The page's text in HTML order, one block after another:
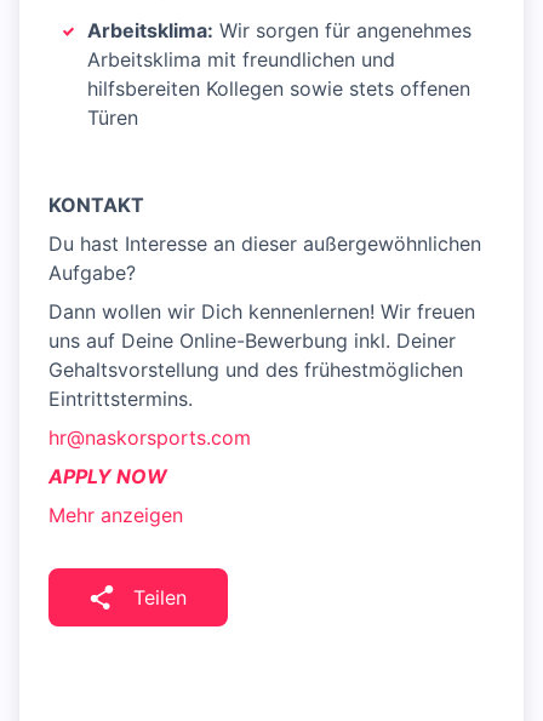
Arbeitsklima: Wir sorgen für angenehmes
Arbeitsklima mit freundlichen und
hilfsbereiten Kollegen sowie stets offenen
Türen
KONTAKT
Du hast Interesse an dieser außergewöhnlichen
Aufgabe?
Dann wollen wir Dich kennenlernen! Wir freuen
uns auf Deine Online-Bewerbung inkl. Deiner
Gehaltsvorstellung und des frühestmöglichen
Eintrittstermins.
hr@naskorsports.com
APPLY NOW
Mehr anzeigen
Teilen